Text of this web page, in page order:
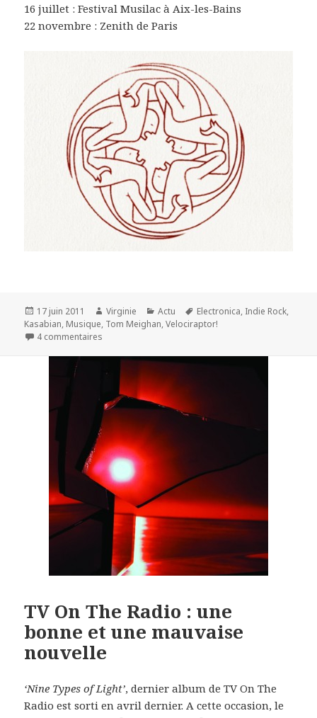
16 juillet : Festival Musilac à Aix-les-Bains
22 novembre : Zenith de Paris
Publié
le
17 juin 2011 Auteur
Virginie Catégories
Actu
Mots-
clés
Electronica, Indie Rock,
Kasabian, Musique, Tom Meighan,Velociraptor!
4 commentaires
TV On The Radio : une
bonne et une mauvaise
nouvelle
‘Nine Types of Light’, dernier album de TV On The
Radio est sorti en avril dernier. A cette occasion, le